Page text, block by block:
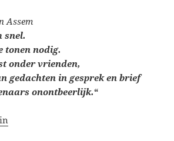
Assem
snel.
tonen nodig.
onder vrienden,
gedachten in gesprek en brief
onontbeerlijk.“